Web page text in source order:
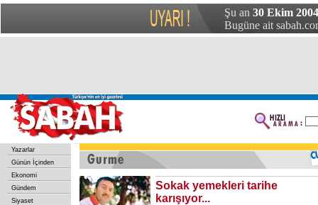
Şu an 30 Ekim
Bugüne ait
Yazarlar
Günün İçinden
Ekonomi
Gündem
Siyaset
Sokak yemekleri tarihe
karışıyor...